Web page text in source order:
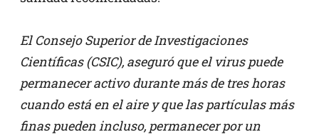
El Consejo Superior de Investigaciones
Científicas (CSIC), aseguró que el virus puede
permanecer activo durante más de tres horas
cuando está en el aire y que las partículas más
finas pueden incluso, permanecer por un